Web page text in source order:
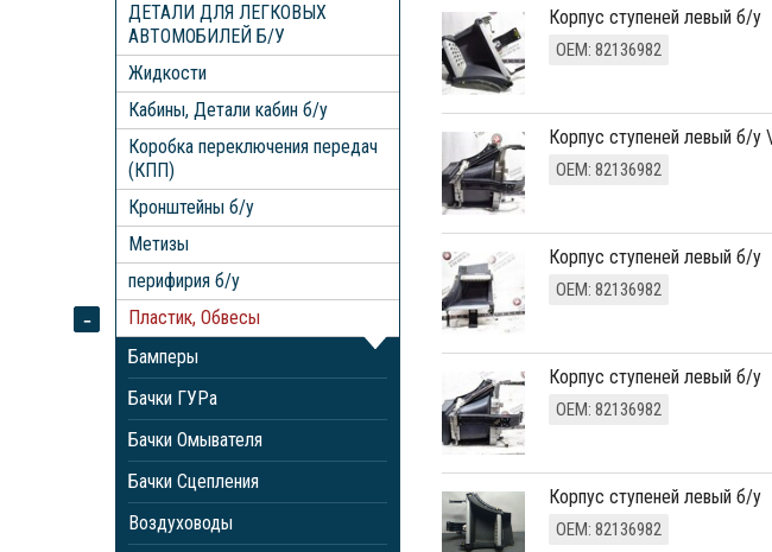
ДЕТАЛИ ДЛЯ ЛЕГКОВЫХ
АВТОМОБИЛЕЙ Б/У
Жидкости
Кабины, Детали кабин б/у
Коробка переключения передач
(КПП)
Кронштейны б/у
Метизы
перифирия б/у
Пластик, Обвесы
Бамперы
Бачки ГУРа
Бачки Омывателя
Бачки Сцепления
Воздуховоды
Корпус ступеней левый б/у
ОЕМ: 82136982
Корпус ступеней левый б/
ОЕМ: 82136982
Корпус ступеней левый б/у
ОЕМ: 82136982
Корпус ступеней левый б/у
ОЕМ: 82136982
Корпус ступеней левый б/у
ОЕМ: 82136982